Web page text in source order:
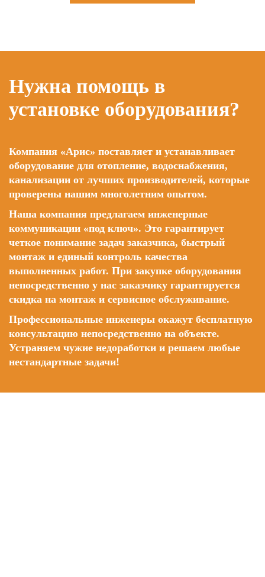
Нужна помощь в
установке оборудования?
Компания «Арис» поставляет и устанавливает
оборудование для отопление, водоснабжения,
канализации от лучших производителей, которые
проверены нашим многолетним опытом.
Наша компания предлагаем инженерные
коммуникации «под ключ». Это гарантирует
четкое понимание задач заказчика, быстрый
монтаж и единый контроль качества
выполненных работ. При закупке оборудования
непосредственно у нас заказчику гарантируется
скидка на монтаж и сервисное обслуживание.
Профессиональные инженеры окажут бесплатную
консультацию непосредственно на объекте.
Устраняем чужие недоработки и решаем любые
нестандартные задачи!